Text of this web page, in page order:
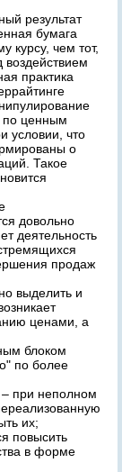
результат
бумага
курсу, чем тот,
воздействием
практика
по ценным
условии, что
о
Такое
довольно
деятельность
продаж
выделить и
ценами, а
блоком
по более
при неполном
их;
повысить
в форме